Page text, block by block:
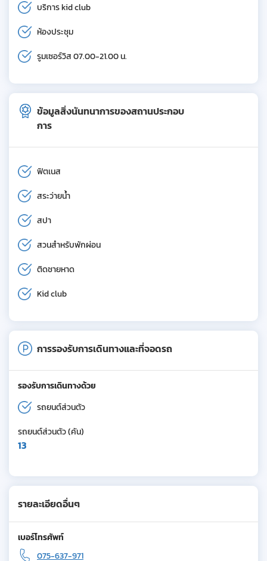
บริการ kid club
ห้องประชุม
รูมเซอร์วิส 07.00-21.00 น.
ข้อมูลสิ่งนันทนาการของสถานประกอบ
การ
ฟิตเนส
สระว่ายน้ำ
สปา
สวนสำหรับพักผ่อน
ติดชายหาด
Kid club
การรองรับการเดินทางและที่จอดรถ
รองรับการเดินทางด้วย
รถยนต์ส่วนตัว
รถยนต์ส่วนตัว (คัน)
13
รายละเอียดอื่นๆ
เบอร์โทรศัพท์
075-637-971